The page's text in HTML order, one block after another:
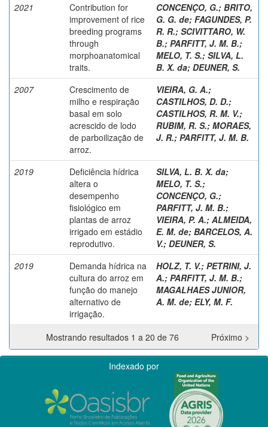
2021
Contribution for
improvement of rice
breeding programs
through
morphoanatomical
traits.
CONCENÇO, G.; BRITO,
G. G. de; FAGUNDES, P.
R. R.; SCIVITTARO, W.
B.; PARFITT, J. M. B.;
MELO, T. S.; SILVA, L.
B. X. da; DEUNER, S.
2007
Crescimento de
milho e respiração
basal em solo
acrescido de lodo
de parboilização de
arroz.
VIEIRA, G. A.;
CASTILHOS, D. D.;
CASTILHOS, R. M. V.;
RUBIM, R. S.; MORAES,
J. R.; PARFITT, J. M. B.
2019
Deficiência hídrica
altera o
desempenho
fisiológico em
plantas de arroz
irrigado em estádio
reprodutivo.
SILVA, L. B. X. da;
MELO, T. S.;
CONCENÇO, G.;
PARFITT, J. M. B.;
VIEIRA, P. A.; ALMEIDA,
E. M. de; BARCELOS, A.
V.; DEUNER, S.
2019
Demanda hídrica na
cultura do arroz em
função do manejo
alternativo de
irrigação.
HOLZ, T. V.; PETRINI, J.
A.; PARFITT, J. M. B.;
MAGALHAES JUNIOR,
A. M. de; ELY, M. F.
Mostrando resultados 1 a 20 de 76 Próximo >
Indexado por